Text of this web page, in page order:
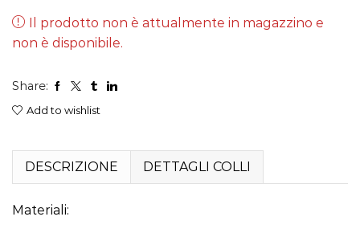
Il prodotto non è attualmente in magazzino e
non è disponibile.
Share:
Add to wishlist
DESCRIZIONE DETTAGLI COLLI
Materiali: